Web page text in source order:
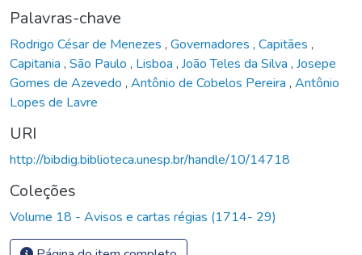
Palavras-chave
Rodrigo César de Menezes , Governadores , Capitães ,
Capitania , São Paulo , Lisboa , João Teles da Silva , Josepe
Gomes de Azevedo , Antônio de Cobelos Pereira , Antônio
Lopes de Lavre
URI
http://bibdig.biblioteca.unesp.br/handle/10/14718
Coleções
Volume 18 - Avisos e cartas régias (1714- 29)